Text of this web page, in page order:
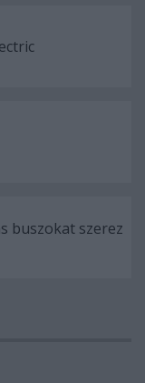
buszokat szerez